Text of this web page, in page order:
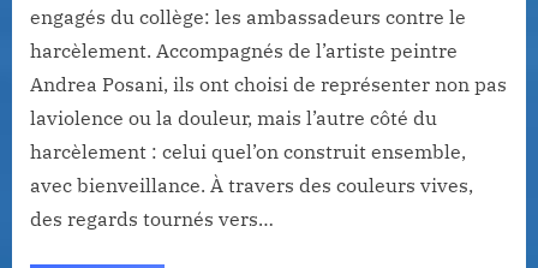
engagés du collège: les ambassadeurs contre le
harcèlement. Accompagnés de l’artiste peintre
Andrea Posani, ils ont choisi de représenter non pas
laviolence ou la douleur, mais l’autre côté du
harcèlement : celui quel’on construit ensemble,
avec bienveillance. À travers des couleurs vives,
des regards tournés vers…